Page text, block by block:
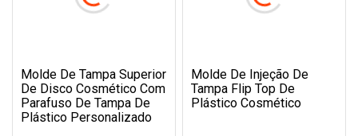
Molde De Tampa Superior
De Disco Cosmético Com
Parafuso De Tampa De
Plástico Personalizado
Molde De Injeção De
Tampa Flip Top De
Plástico Cosmético